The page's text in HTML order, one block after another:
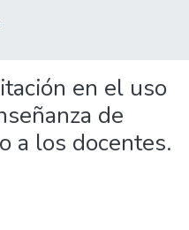
en el uso
de
a los docentes.